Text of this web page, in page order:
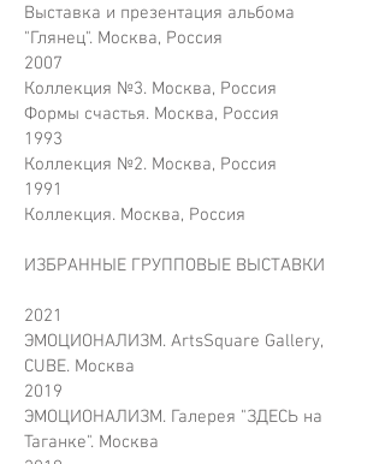
Выставка и презентация альбома
"Глянец". Москва, Россия
2007
Коллекция №3. Москва, Россия
Формы счастья. Москва, Россия
1993
Коллекция №2. Москва, Россия
1991
Коллекция. Москва, Россия
ИЗБРАННЫЕ ГРУППОВЫЕ ВЫСТАВКИ
2021
ЭМОЦИОНАЛИЗМ. ArtsSquare Gallery,
CUBE. Москва
2019
ЭМОЦИОНАЛИЗМ. Галерея "ЗДЕСЬ на
Таганке". Москва